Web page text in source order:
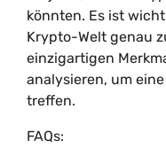
könnten. Es ist
Krypto-Welt genau
einzigartigen
analysieren, um
treffen.
FAQs: